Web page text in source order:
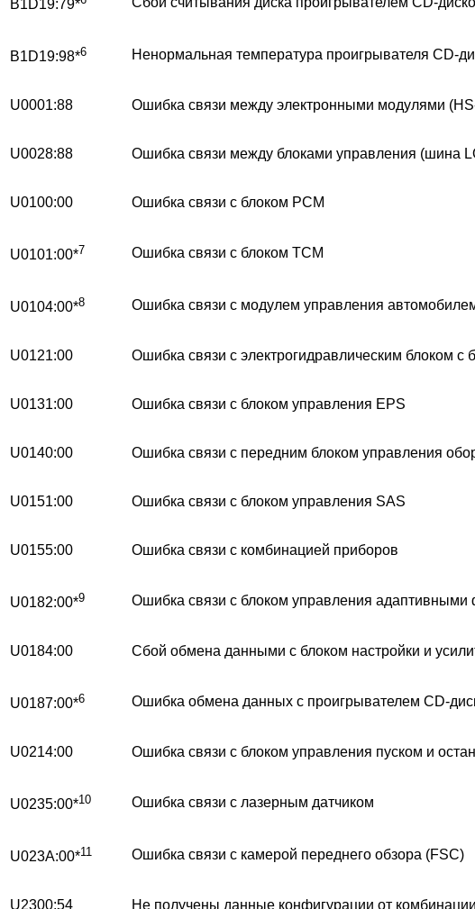
B1D19:79*
B1D19:98*6 Ненормальная температура проигрывателя CD-
U0001:88 Ошибка связи между электронными модулями
U0028:88 Ошибка связи между блоками управления (шина
U0100:00 Ошибка связи с блоком PCM
U0101:00*7 Ошибка связи с блоком TCM
U0104:00*8 Ошибка связи с модулем управления
U0121:00 Ошибка связи с электрогидравлическим блоком
U0131:00 Ошибка связи с блоком управления EPS
U0140:00 Ошибка связи с передним блоком управления
U0151:00 Ошибка связи с блоком управления SAS
U0155:00 Ошибка связи с комбинацией приборов
U0182:00*9 Ошибка связи с блоком управления адаптивными
U0184:00 Сбой обмена данными с блоком настройки и
U0187:00*6 Ошибка обмена данных с проигрывателем CD-
U0214:00 Ошибка связи с блоком управления пуском и
U0235:00*10 Ошибка связи с лазерным датчиком
U023A:00*11 Ошибка связи с камерой переднего обзора (FSC)
U2300:54 Не получены данные конфигурации от